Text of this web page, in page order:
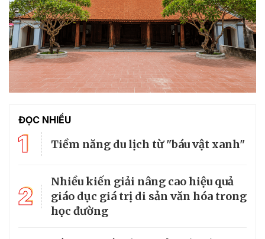
ĐỌC NHIỀU
1 Tiềm năng du lịch từ "báu vật xanh"
2
Nhiều kiến giải nâng cao hiệu quả
giáo dục giá trị di sản văn hóa trong
học đường